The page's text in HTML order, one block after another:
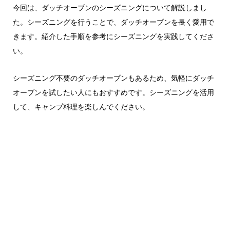
今回は、ダッチオーブンのシーズニングについて解説しまし
た。シーズニングを行うことで、ダッチオーブンを長く愛用で
きます。紹介した手順を参考にシーズニングを実践してくださ
い。
シーズニング不要のダッチオーブンもあるため、気軽にダッチ
オーブンを試したい人にもおすすめです。シーズニングを活用
して、キャンプ料理を楽しんでください。